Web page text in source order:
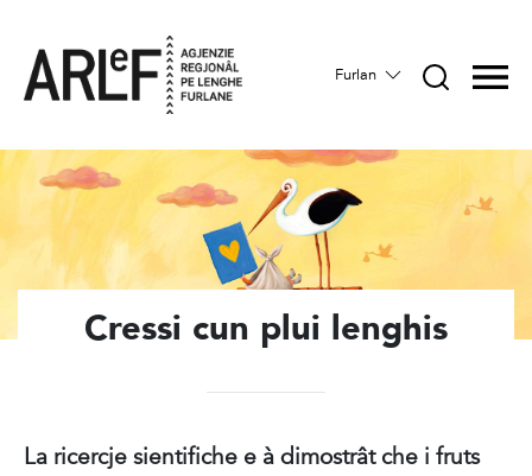
Furlan
Cressi cun plui lenghis
La ricercje sientifiche e à dimostrât che i fruts